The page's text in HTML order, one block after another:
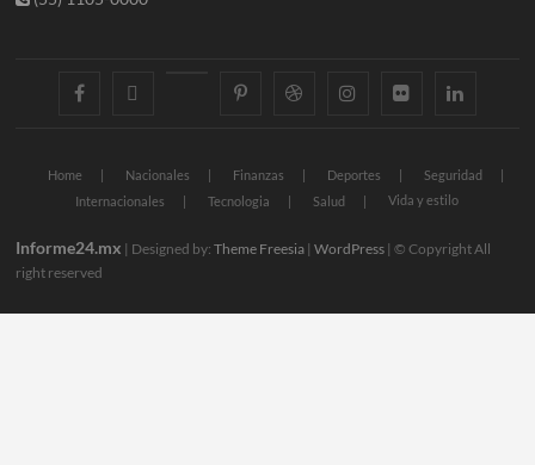
facebook googlepluspinterestdribbble instagramflickr linkedin
Home Nacionales Finanzas Deportes
Seguridad
Internacionales
Tecnologia Salud Vida y estilo
Informe24.mx | Designed by:Theme Freesia |WordPress | © Copyright All
right reserved